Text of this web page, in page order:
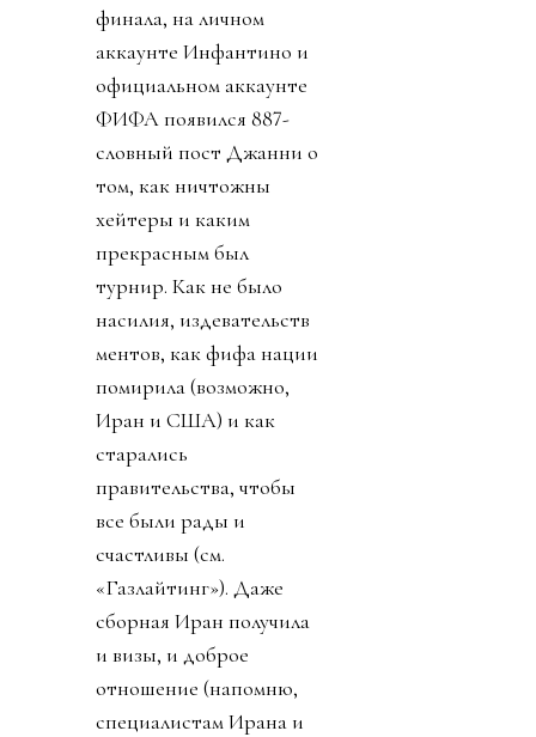
финала, на личном
аккаунте Инфантино и
официальном аккаунте
ФИФА появился 887-
словный пост Джанни о
том, как ничтожны
хейтеры и каким
прекрасным был
турнир. Как не было
насилия, издевательств
ментов, как фифа нации
помирила (возможно,
Иран и США) и как
старались
правительства, чтобы
все были рады и
счастливы (см.
«Газлайтинг»). Даже
сборная Иран получила
и визы, и доброе
отношение (напомню,
специалистам Ирана и